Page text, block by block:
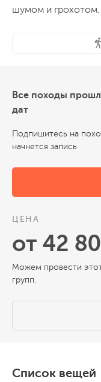
шумом и грохотом.
Все походы
дат
Подпишитесь на
начнется запись
ЦЕНА
от 42
Можем провести этот
групп.
Список вещей